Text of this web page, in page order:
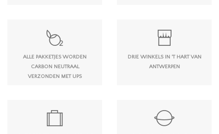
ALLE PAKKETJES WORDEN
CARBON NEUTRAAL
VERZONDEN MET UPS
DRIE WINKELS IN 'T HART VAN
ANTWERPEN